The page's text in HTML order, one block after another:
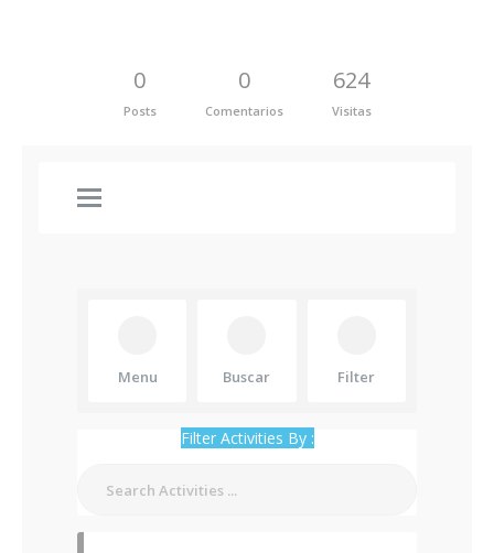
0
Posts
0
Comentarios
624
Visitas
Menu Buscar Filter
Filter Activities By :